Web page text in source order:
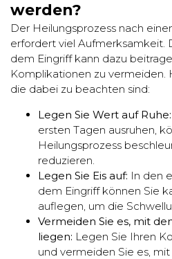
werden?
Der Heilungsprozess nach
erfordert viel Aufmerksamkeit.
dem Eingriff kann dazu
Komplikationen zu vermeiden.
die dabei zu beachten sind:
Legen Sie Wert auf Ruhe:
ersten Tagen ausruhen,
Heilungsprozess
reduzieren.
Legen Sie Eis auf: In den
dem Eingriff können Sie
auflegen, um die
Vermeiden Sie es, mit
liegen: Legen Sie Ihren
und vermeiden Sie es,